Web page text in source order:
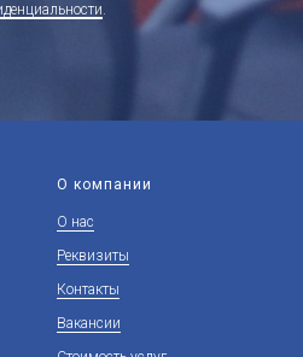
.
О компании
О нас
Реквизиты
Контакты
Вакансии